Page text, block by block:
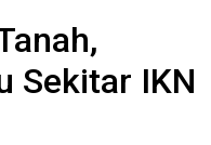
Sekitar IKN